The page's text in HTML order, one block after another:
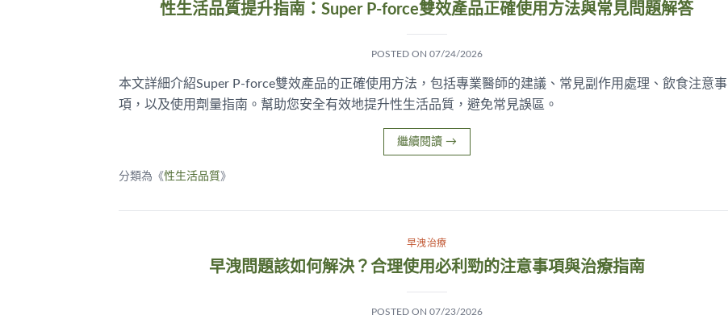
性生活品質提升指南：Super P-force雙效產品正確使用方法與常見問題解答
POSTED ON 07/24/2026
本文詳細介紹Super P-force雙效產品的正確使用方法，包括專業醫師的建議、常見副作用處理、飲食注意事
項，以及使用劑量指南。幫助您安全有效地提升性生活品質，避免常見誤區。
繼續閱讀 →
分類為《性生活品質 》
早洩治療
早洩問題該如何解決？合理使用必利勁的注意事項與治療指南
POSTED ON 07/23/2026